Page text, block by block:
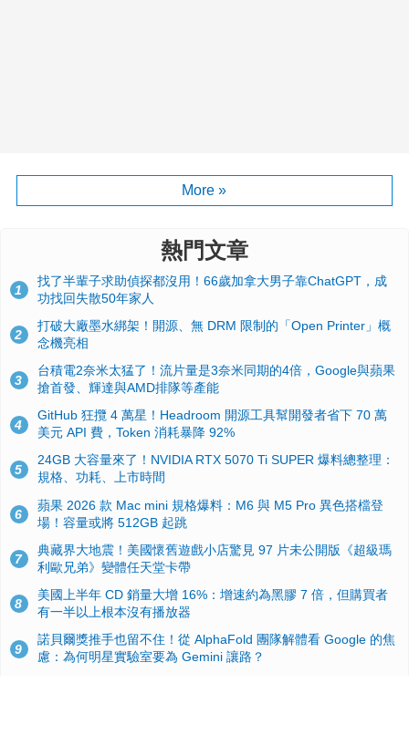
More »
熱門文章
1
找了半輩子求助偵探都沒用！66歲加拿大男子靠ChatGPT，成
功找回失散50年家人
2
打破大廠墨水綁架！開源、無 DRM 限制的「Open Printer」概
念機亮相
3
台積電2奈米太猛了！流片量是3奈米同期的4倍，Google與蘋果
搶首發、輝達與AMD排隊等產能
4
GitHub 狂攬 4 萬星！Headroom 開源工具幫開發者省下 70 萬
美元 API 費，Token 消耗暴降 92%
5
24GB 大容量來了！NVIDIA RTX 5070 Ti SUPER 爆料總整理：
規格、功耗、上市時間
6
蘋果 2026 款 Mac mini 規格爆料：M6 與 M5 Pro 異色搭檔登
場！容量或將 512GB 起跳
7
典藏界大地震！美國懷舊遊戲小店驚見 97 片未公開版《超級瑪
利歐兄弟》變體任天堂卡帶
8
美國上半年 CD 銷量大增 16%：增速約為黑膠 7 倍，但購買者
有一半以上根本沒有播放器
9
諾貝爾獎推手也留不住！從 AlphaFold 團隊解體看 Google 的焦
慮：為何明星實驗室要為 Gemini 讓路？